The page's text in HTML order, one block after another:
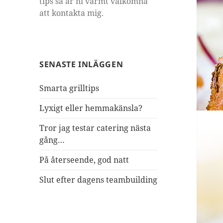
att kontakta mig.
SENASTE INLÄGGEN
Smarta grilltips
Lyxigt eller hemmakänsla?
Tror jag testar catering nästa
gång…
På återseende, god natt
Slut efter dagens teambuilding